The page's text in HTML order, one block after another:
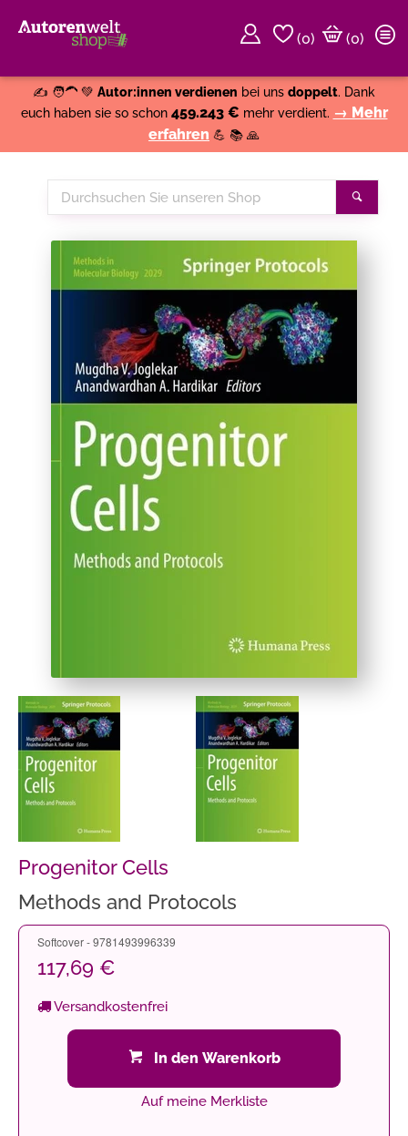
(0)
(0)
✍️ 🧑‍🦱 💚 Autor:innen verdienen bei uns doppelt. Dank
euch haben sie so schon 459.243 € mehr verdient. → Mehr
erfahren 💪 📚 🙏
Durchsuchen
Sie
Progenitor Cells
Methods and Protocols
Softcover - 9781493996339
117,69 €
Versandkostenfrei
In den Warenkorb
Auf meine Merkliste